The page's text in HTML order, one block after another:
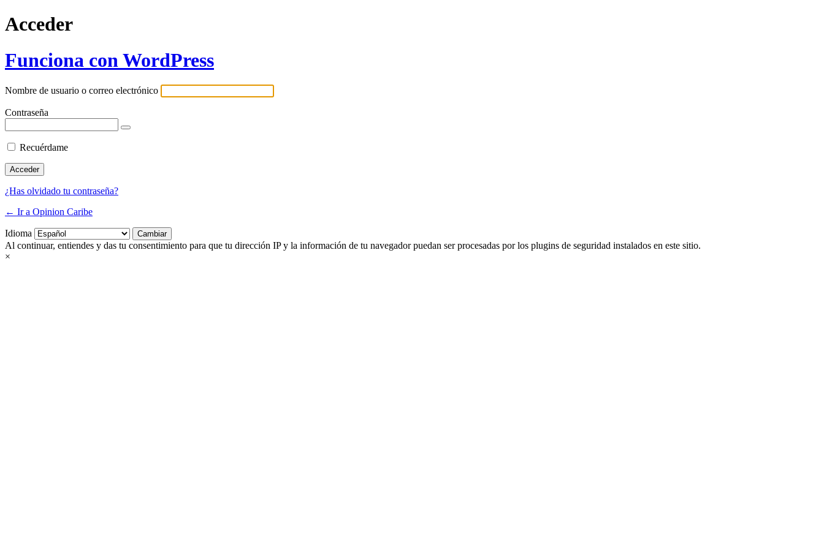
Acceder
Funciona con WordPress
Nombre de usuario o correo electrónico
Contraseña
Recuérdame
¿Has olvidado tu contraseña?
← Ir a Opinion Caribe
Idioma
Al continuar, entiendes y das tu consentimiento para que tu dirección IP y la información de tu navegador puedan ser procesadas por los plugins de seguridad instalados en este sitio.
×